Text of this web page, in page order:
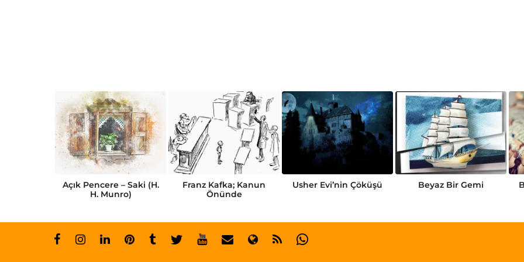
Açık Pencere – Saki (H.
H. Munro)
Franz Kafka; Kanun
Önünde
Usher Evi’nin Çöküşü Beyaz Bir Gemi